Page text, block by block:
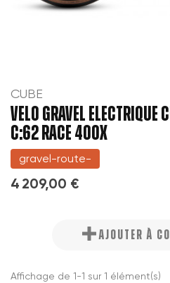
CUBE
VELO GRAVEL ELECTRIQUE
C:62 RACE 400X
gravel-route-
4 209,00 €
AJOUTER À
Affichage de 1-1 sur 1 élément(s)